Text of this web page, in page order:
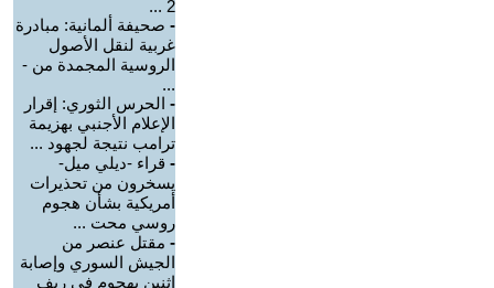
2 ...
- صحيفة ألمانية: مبادرة
غربية لنقل الأصول
الروسية المجمدة من -
...
- الحرس الثوري: إقرار
الإعلام الأجنبي بهزيمة
ترامب نتيجة لجهود ...
- قراء -ديلي ميل-
يسخرون من تحذيرات
أمريكية بشأن هجوم
روسي محت ...
- مقتل عنصر من
الجيش السوري وإصابة
اثنين بهجوم في ريف